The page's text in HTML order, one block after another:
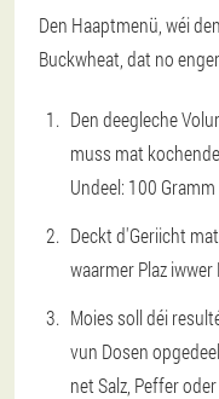
Den Haaptmenü, wéi
Buckwheat, dat no
Den deegleche
muss mat
Undeel: 100
Deckt d'Geriicht
waarmer Plaz
Moies soll déi
vun Dosen
net Salz, Peffer